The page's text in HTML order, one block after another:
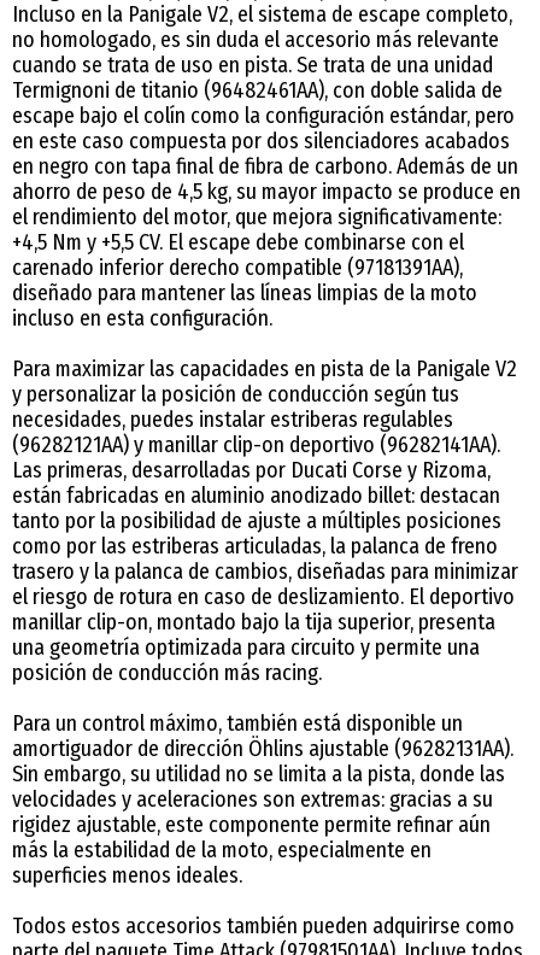
Incluso en la Panigale V2, el sistema de escape completo,
no homologado, es sin duda el accesorio más relevante
cuando se trata de uso en pista. Se trata de una unidad
Termignoni de titanio (96482461AA), con doble salida de
escape bajo el colín como la configuración estándar, pero
en este caso compuesta por dos silenciadores acabados
en negro con tapa final de fibra de carbono. Además de un
ahorro de peso de 4,5 kg, su mayor impacto se produce en
el rendimiento del motor, que mejora significativamente:
+4,5 Nm y +5,5 CV. El escape debe combinarse con el
carenado inferior derecho compatible (97181391AA),
diseñado para mantener las líneas limpias de la moto
incluso en esta configuración.
Para maximizar las capacidades en pista de la Panigale V2
y personalizar la posición de conducción según tus
necesidades, puedes instalar estriberas regulables
(96282121AA) y manillar clip-on deportivo (96282141AA).
Las primeras, desarrolladas por Ducati Corse y Rizoma,
están fabricadas en aluminio anodizado billet: destacan
tanto por la posibilidad de ajuste a múltiples posiciones
como por las estriberas articuladas, la palanca de freno
trasero y la palanca de cambios, diseñadas para minimizar
el riesgo de rotura en caso de deslizamiento. El deportivo
manillar clip-on, montado bajo la tija superior, presenta
una geometría optimizada para circuito y permite una
posición de conducción más racing.
Para un control máximo, también está disponible un
amortiguador de dirección Öhlins ajustable (96282131AA).
Sin embargo, su utilidad no se limita a la pista, donde las
velocidades y aceleraciones son extremas: gracias a su
rigidez ajustable, este componente permite refinar aún
más la estabilidad de la moto, especialmente en
superficies menos ideales.
Todos estos accesorios también pueden adquirirse como